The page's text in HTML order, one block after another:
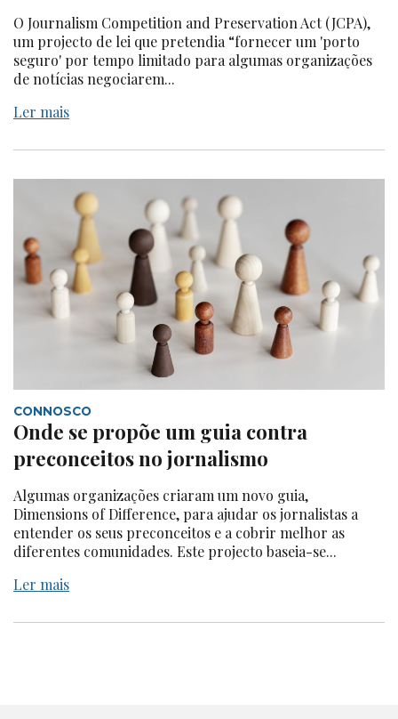
O Journalism Competition and Preservation Act (JCPA),
um projecto de lei que pretendia “fornecer um 'porto
seguro' por tempo limitado para algumas organizações
de notícias negociarem...
Ler mais
CONNOSCO
Onde se propõe um guia contra
preconceitos no jornalismo
Algumas organizações criaram um novo guia,
Dimensions of Difference, para ajudar os jornalistas a
entender os seus preconceitos e a cobrir melhor as
diferentes comunidades. Este projecto baseia-se...
Ler mais